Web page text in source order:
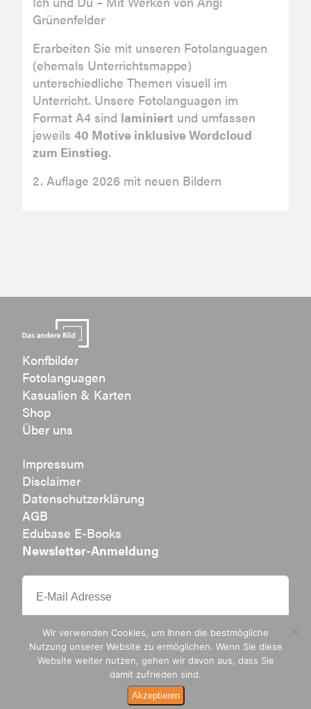
Grünenfelder
Erarbeiten Sie mit unseren Fotolanguagen
(ehemals Unterrichtsmappe)
unterschiedliche Themen visuell im
Unterricht. Unsere Fotolanguagen im
Format A4 sind laminiert und umfassen
jeweils 40 Motive inklusive Wordcloud
zum Einstieg.
2. Auflage 2026 mit neuen Bildern
Konfbilder
Fotolanguagen
Kasualien & Karten
Shop
Über uns
Impressum
Disclaimer
Datenschutzerklärung
AGB
Edubase E-Books
Newsletter-Anmeldung
Wir verwenden Cookies, um Ihnen die bestmögliche
Nutzung unserer Website zu ermöglichen. Wenn Sie diese
Website weiter nutzen, gehen wir davon aus, dass Sie
damit zufrieden sind.
Ak­zep­tie­ren